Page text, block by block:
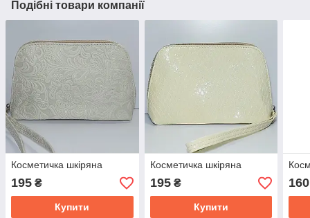
Подібні товари компанії
Косметичка шкіряна
195 ₴
Купити
Косметичка шкіряна
195₴
Купити
160